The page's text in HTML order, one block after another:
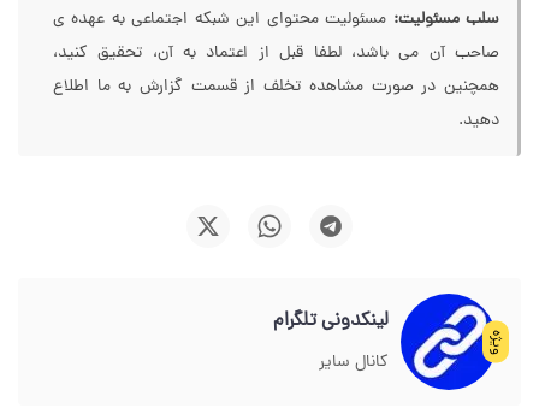
سلب مسئولیت: مسئولیت محتوای این شبکه اجتماعی به عهده ی
صاحب آن می باشد، لطفا قبل از اعتماد به آن، تحقیق کنید،
همچنین در صورت مشاهده تخلف از قسمت گزارش به ما اطلاع
دهید.
ویژه
لینکدونی تلگرام
کانال سایر